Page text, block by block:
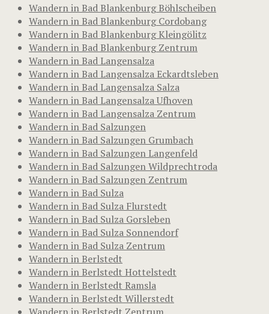
Wandern in Bad Blankenburg Böhlscheiben
Wandern in Bad Blankenburg Cordobang
Wandern in Bad Blankenburg Kleingölitz
Wandern in Bad Blankenburg Zentrum
Wandern in Bad Langensalza
Wandern in Bad Langensalza Eckardtsleben
Wandern in Bad Langensalza Salza
Wandern in Bad Langensalza Ufhoven
Wandern in Bad Langensalza Zentrum
Wandern in Bad Salzungen
Wandern in Bad Salzungen Grumbach
Wandern in Bad Salzungen Langenfeld
Wandern in Bad Salzungen Wildprechtroda
Wandern in Bad Salzungen Zentrum
Wandern in Bad Sulza
Wandern in Bad Sulza Flurstedt
Wandern in Bad Sulza Gorsleben
Wandern in Bad Sulza Sonnendorf
Wandern in Bad Sulza Zentrum
Wandern in Berlstedt
Wandern in Berlstedt Hottelstedt
Wandern in Berlstedt Ramsla
Wandern in Berlstedt Willerstedt